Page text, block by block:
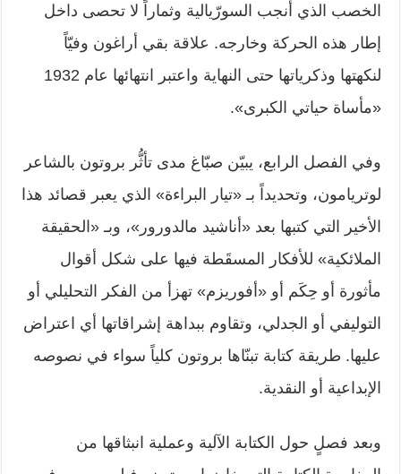
الخصب الذي أنجب السورّيالية وثماراً لا تحصى داخل
إطار هذه الحركة وخارجه. علاقة بقي أراغون وفيّاً
لنكهتها وذكرياتها حتى النهاية واعتبر انتهائها عام 1932
«مأساة حياتي الكبرى».
وفي الفصل الرابع، يبيّن صبّاغ مدى تأثُّر بروتون بالشاعر
لوتريامون، وتحديداً بـ «تيار البراءة» الذي يعبر قصائد هذا
الأخير التي كتبها بعد «أناشيد مالدورور»، وبـ «الحقيقة
الملائكية» للأفكار المسقَطة فيها على شكل أقوال
مأثورة أو حِكَم أو «أفوريزم» تهزأ من الفكر التحليلي أو
التوليفي أو الجدلي، وتقاوم ببداهة إشراقاتها أي اعتراض
عليها. طريقة كتابة تبنّاها بروتون كلياً سواء في نصوصه
الإبداعية أو النقدية.
وبعد فصلٍ حول الكتابة الآلية وعملية انبثاقها من